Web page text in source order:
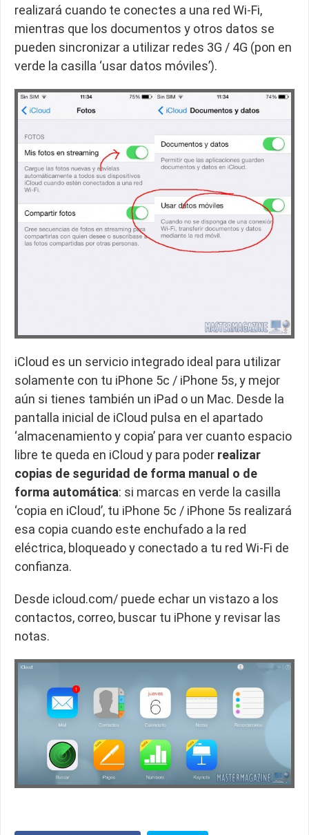
realizará cuando te conectes a una red Wi-Fi,
mientras que los documentos y otros datos se
pueden sincronizar a utilizar redes 3G / 4G (pon en
verde la casilla ‘usar datos móviles’).
iCloud es un servicio integrado ideal para utilizar
solamente con tu iPhone 5c / iPhone 5s, y mejor
aún si tienes también un iPad o un Mac. Desde la
pantalla inicial de iCloud pulsa en el apartado
‘almacenamiento y copia’ para ver cuanto espacio
libre te queda en iCloud y para poder realizar
copias de seguridad de forma manual o de
forma automática: si marcas en verde la casilla
‘copia en iCloud’, tu iPhone 5c / iPhone 5s realizará
esa copia cuando este enchufado a la red
eléctrica, bloqueado y conectado a tu red Wi-Fi de
confianza.
Desde icloud.com/ puede echar un vistazo a los
contactos, correo, buscar tu iPhone y revisar las
notas.